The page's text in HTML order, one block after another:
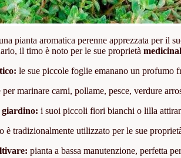
pianta aromatica perenne apprezzata per il
il timo è noto per le sue proprietà
le sue piccole foglie emanano un profumo
per marinare carni, pollame, pesce, verdure
giardino: i suoi piccoli fiori bianchi o lilla
è tradizionalmente utilizzato per le sue
pianta a bassa manutenzione, perfetta